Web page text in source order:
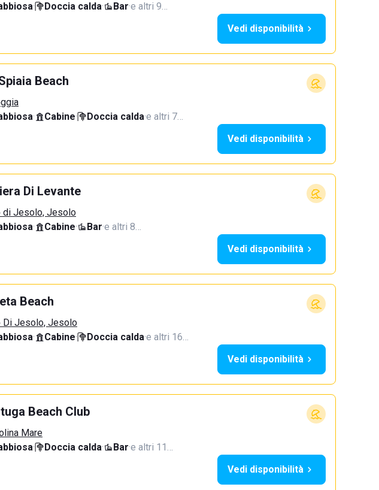
· Doccia calda· Bar·e altri 9…
Vedi disponibilità
Beach
· Cabine· Doccia calda·e altri 7…
Vedi disponibilità
Di Levante
di Jesolo, Jesolo
· Cabine· Bar·e altri 8…
Vedi disponibilità
Beach
Di Jesolo, Jesolo
· Cabine· Doccia calda·e altri 16…
Vedi disponibilità
Beach Club
Mare
· Doccia calda· Bar·e altri 11…
Vedi disponibilità